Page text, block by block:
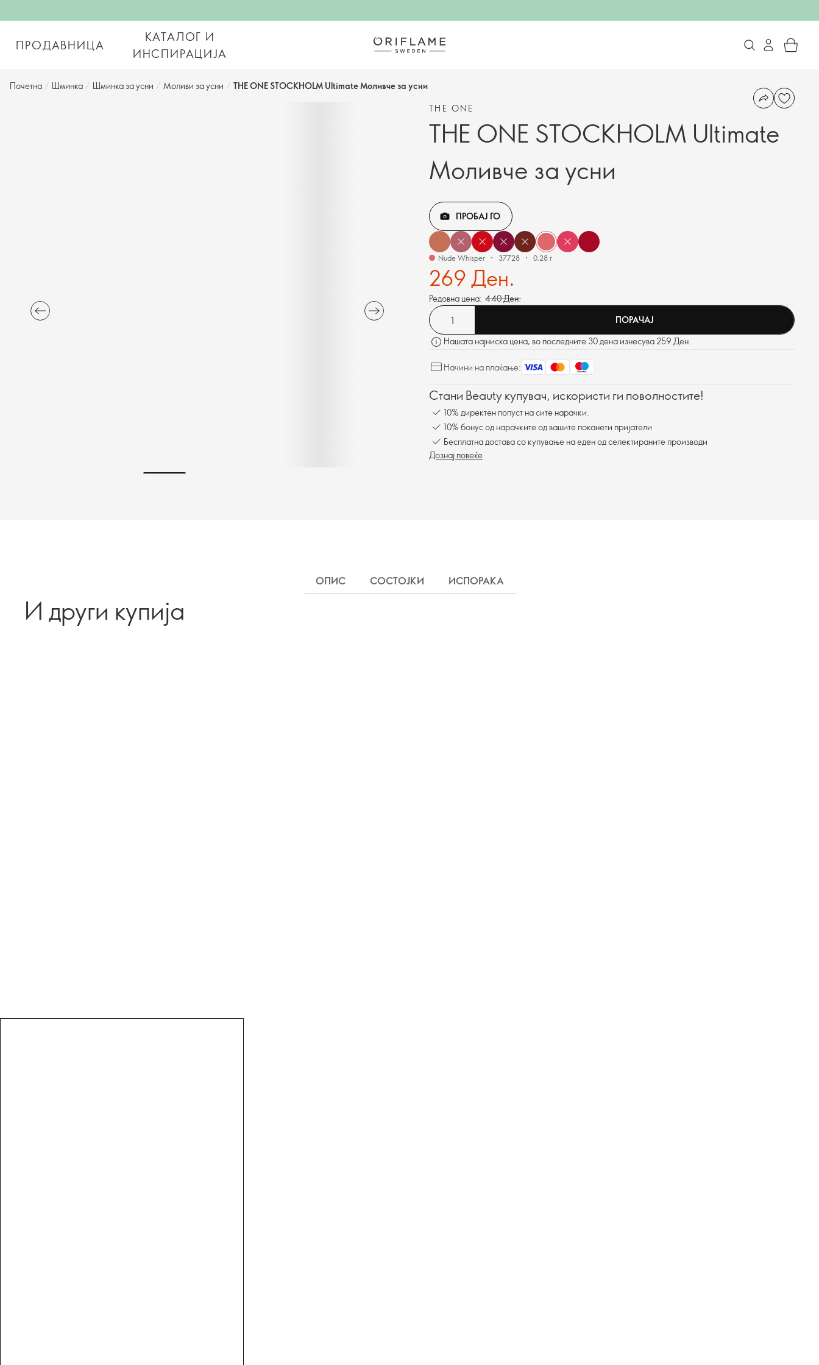
ПРОДАВНИЦА
КАТАЛОГ И
ИНСПИРАЦИЈА
Почетна / Шминка / Шминка за усни / Моливи за усни / THE ONE STOCKHOLM Ultimate Моливче за усни
THE ONE
THE ONE STOCKHOLM Ultimate
Моливче за усни
ПРОБАЈ ГО
Nude Whisper 37728 0.28 г
269 Ден.
Редовна цена: 440 Ден.
ПОРАЧАЈ
Нашата најниска цена, во последните 30 дена изнесува 259 Ден.
Начини на плаќање:
Стани Beauty купувач, искористи ги поволностите!
10% директен попуст на сите нарачки.
10% бонус од нарачките од вашите поканети пријатели
Бесплатна достава со купување на еден од селектираните производи
Дознај повеќе
ОПИС СОСТОЈКИ ИСПОРАКА
И други купија